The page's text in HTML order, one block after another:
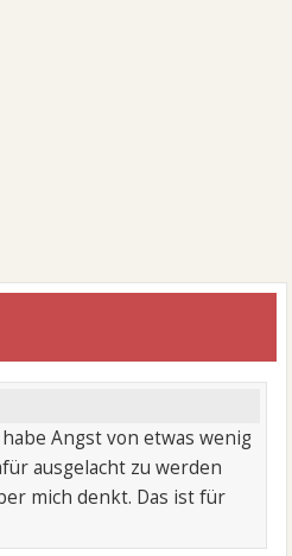
Angst von etwas wenig
ausgelacht zu werden
mich denkt. Das ist für